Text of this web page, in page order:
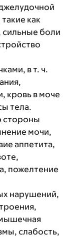
как
сильные боли
в т. ч.
кровь в моче
тела.
стороны
мочи,
аппетита,
пожелтение
нарушений,
слабость,